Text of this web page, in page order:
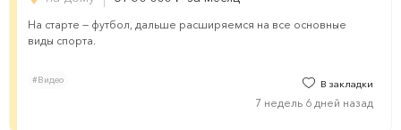
На старте — футбол, дальше расширяемся на все основные
виды спорта.
#Видео В закладки
7 недель 6 дней назад